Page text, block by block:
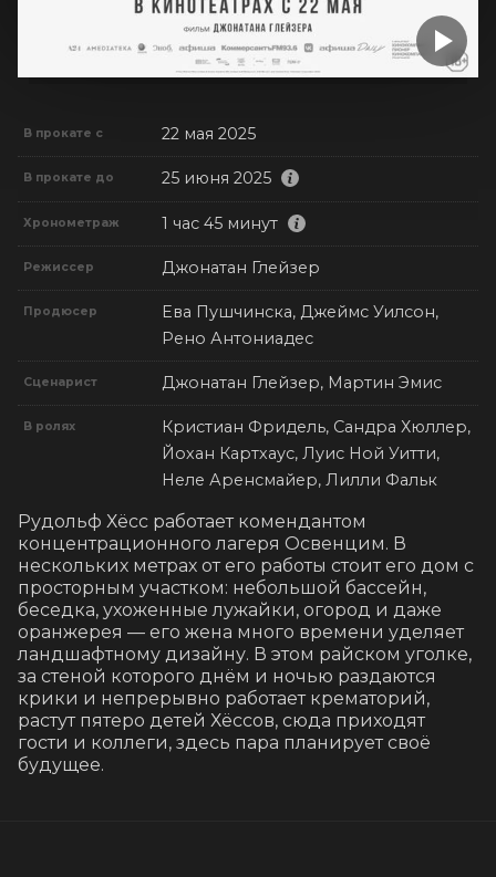
В прокате с 22 мая 2025
В прокате до 25 июня 2025
Хронометраж 1 час 45 минут
Режиссер Джонатан Глейзер
Продюсер
Ева Пушчинска, Джеймс Уилсон,
Рено Антониадес
Сценарист Джонатан Глейзер, Мартин Эмис
В ролях
Кристиан Фридель, Сандра Хюллер,
Йохан Картхаус, Луис Ной Уитти,
Неле Аренсмайер, Лилли Фальк
Рудольф Хёсс работает комендантом
концентрационного лагеря Освенцим. В
нескольких метрах от его работы стоит его дом с
просторным участком: небольшой бассейн,
беседка, ухоженные лужайки, огород и даже
оранжерея — его жена много времени уделяет
ландшафтному дизайну. В этом райском уголке,
за стеной которого днём и ночью раздаются
крики и непрерывно работает крематорий,
растут пятеро детей Хёссов, сюда приходят
гости и коллеги, здесь пара планирует своё
будущее.